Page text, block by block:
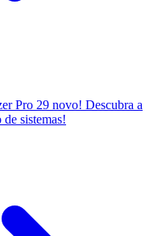
Pro 29 novo! Descubra a
sistemas!